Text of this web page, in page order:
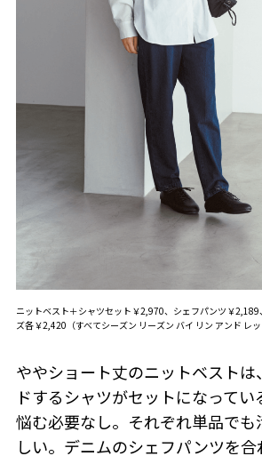
ニットベスト＋シャツセット￥2,970、シェフパンツ￥2,189
ズ各￥2,420（すべてシーズン リーズン バイ リン アンド レッ
ややショート丈のニットベストは
ドするシャツがセットになってい
悩む必要なし。それぞれ単品でも
しい。デニムのシェフパンツを